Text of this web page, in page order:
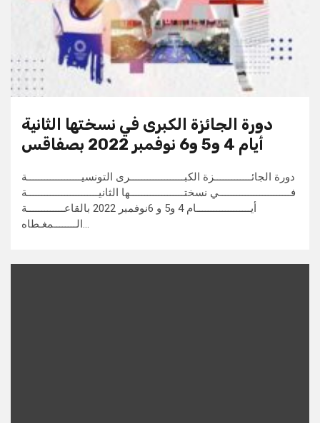
دورة الجائزة الكبرى في نسختها الثانية
أيام 4 و5 و6 نوفمبر 2022 بصفاقس
دورة الجائـــــــــــــزة الكبـــــــــــــــــــرى التونسيـــــــــــــــــــة
فـــــــــــــــــــــــــي نسختـــــــــــــــــــها الثانيـــــــــــــــــــــــــة
أيـــــــــــــــــــام 4 و5 و 6نوفمبر 2022 بالقاعـــــــــــــة
الــــــــمغـطاه…